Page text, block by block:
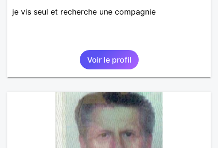
je vis seul et recherche une compagnie
Voir le profil